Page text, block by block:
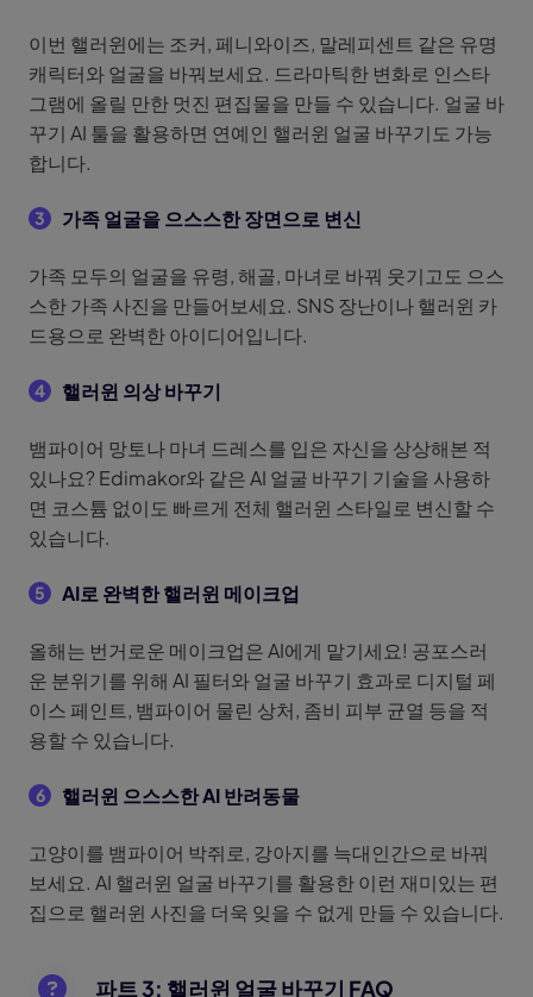
이번 핼러윈에는 조커, 페니와이즈, 말레피센트 같은 유명
캐릭터와 얼굴을 바꿔보세요. 드라마틱한 변화로 인스타
그램에 올릴 만한 멋진 편집물을 만들 수 있습니다. 얼굴 바
꾸기 AI 툴을 활용하면 연예인 핼러윈 얼굴 바꾸기도 가능
합니다.
3 가족 얼굴을 으스스한 장면으로 변신
가족 모두의 얼굴을 유령, 해골, 마녀로 바꿔 웃기고도 으스
스한 가족 사진을 만들어보세요. SNS 장난이나 핼러윈 카
드용으로 완벽한 아이디어입니다.
4 핼러윈 의상 바꾸기
뱀파이어 망토나 마녀 드레스를 입은 자신을 상상해본 적
있나요? Edimakor와 같은 AI 얼굴 바꾸기 기술을 사용하
면 코스튬 없이도 빠르게 전체 핼러윈 스타일로 변신할 수
있습니다.
5 AI로 완벽한 핼러윈 메이크업
올해는 번거로운 메이크업은 AI에게 맡기세요! 공포스러
운 분위기를 위해 AI 필터와 얼굴 바꾸기 효과로 디지털 페
이스 페인트, 뱀파이어 물린 상처, 좀비 피부 균열 등을 적
용할 수 있습니다.
6 핼러윈 으스스한 AI 반려동물
고양이를 뱀파이어 박쥐로, 강아지를 늑대인간으로 바꿔
보세요. AI 핼러윈 얼굴 바꾸기를 활용한 이런 재미있는 편
집으로 핼러윈 사진을 더욱 잊을 수 없게 만들 수 있습니다.
파트 3: 핼러윈 얼굴 바꾸기 FAQ